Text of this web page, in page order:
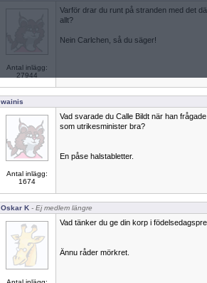
Antal inlägg:
27944
Varför drar du runt på stranden med det
allt?
Nein Carlchen, så du säger!
wainis
Antal inlägg:
1674
Vad svarade du Calle Bildt när han
som utrikesminister bra?
En påse halstabletter.
Oskar K - Ej medlem längre
Vad tänker du ge din korp i
Ännu råder mörkret.